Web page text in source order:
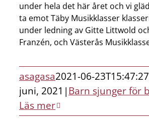
under hela det här året och vi
ta emot Täby Musikklasser
under ledning av Gitte Littwold
Franzén, och Västerås
asagasa2021-06-
juni, 2021 |Barn sjunger för
Läs mer